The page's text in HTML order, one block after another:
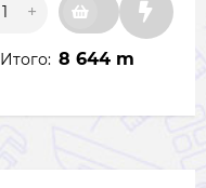
+
Итого: 8 644 m